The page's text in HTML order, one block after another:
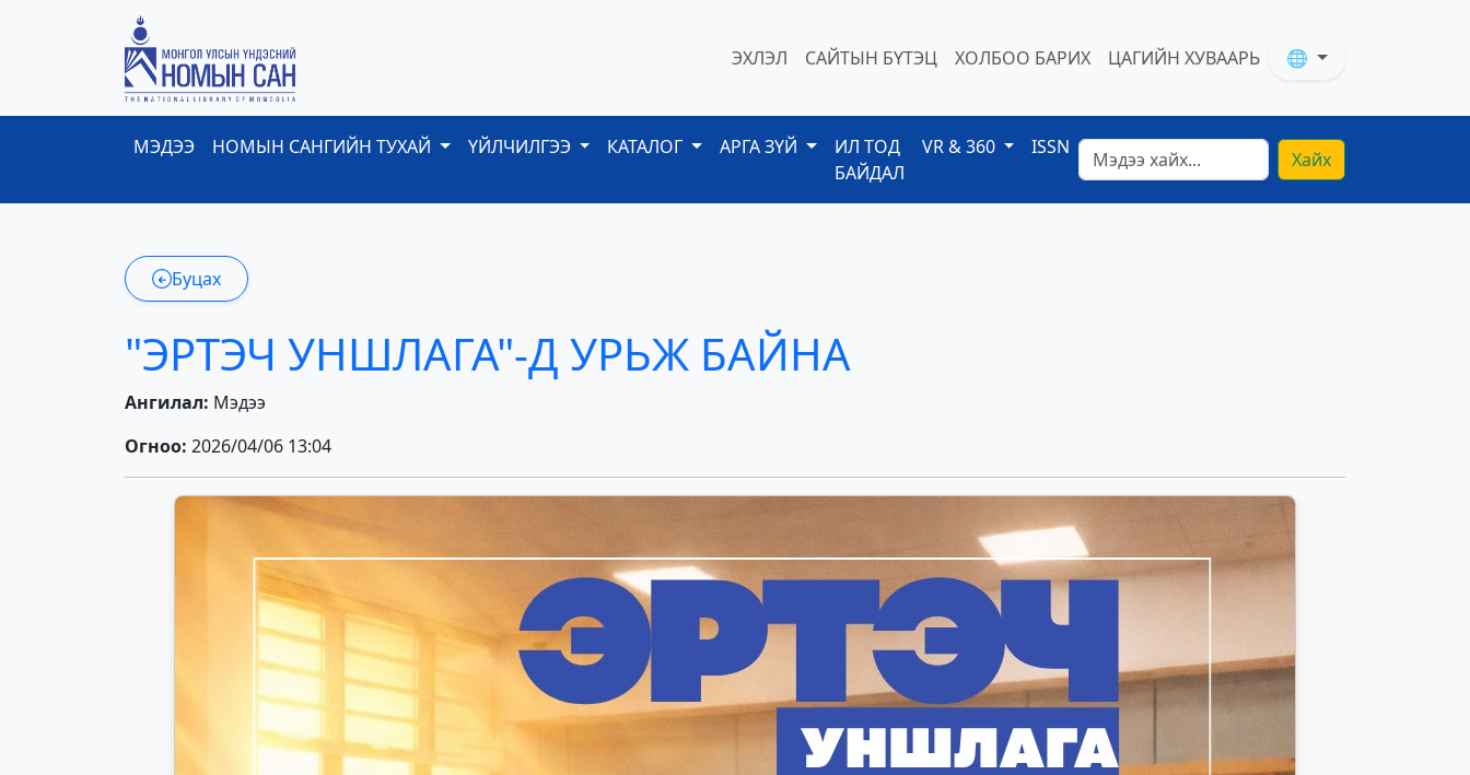
ЭХЛЭЛ САЙТЫН БҮТЭЦ ХОЛБОО БАРИХ ЦАГИЙН ХУВААРЬ 🌐
МЭДЭЭ НОМЫН САНГИЙН ТУХАЙ ҮЙЛЧИЛГЭЭ КАТАЛОГ АРГА ЗҮЙ
ИЛ ТОД
БАЙДАЛ
VR & 360 ISSN
Хайх
Буцах
"ЭРТЭЧ УНШЛАГА"-Д УРЬЖ БАЙНА
Ангилал: Мэдээ
Огноо: 2026/04/06 13:04